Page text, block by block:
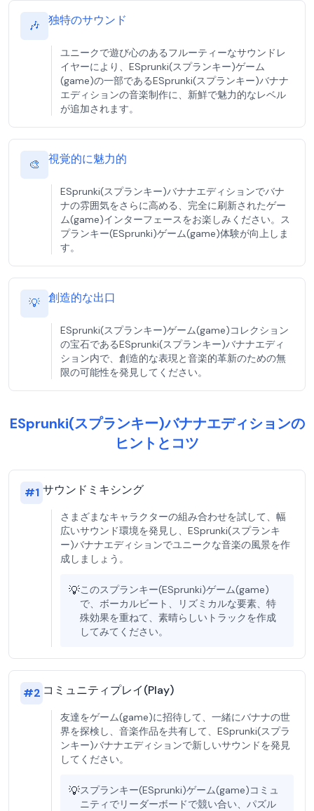
🎶 独特のサウンド
ユニークで遊び心のあるフルーティーなサウンドレ
イヤーにより、ESprunki(スプランキー)ゲーム
(game)の一部であるESprunki(スプランキー)バナナ
エディションの音楽制作に、新鮮で魅力的なレベル
が追加されます。
🎨 視覚的に魅力的
ESprunki(スプランキー)バナナエディションでバナ
ナの雰囲気をさらに高める、完全に刷新されたゲー
ム(game)インターフェースをお楽しみください。ス
プランキー(ESprunki)ゲーム(game)体験が向上しま
す。
💡 創造的な出口
ESprunki(スプランキー)ゲーム(game)コレクション
の宝石であるESprunki(スプランキー)バナナエディ
ション内で、創造的な表現と音楽的革新のための無
限の可能性を発見してください。
ESprunki(スプランキー)バナナエディションの
ヒントとコツ
#1 サウンドミキシング
さまざまなキャラクターの組み合わせを試して、幅
広いサウンド環境を発見し、ESprunki(スプランキ
ー)バナナエディションでユニークな音楽の風景を作
成しましょう。
💡このスプランキー(ESprunki)ゲーム(game)
で、ボーカルビート、リズミカルな要素、特
殊効果を重ねて、素晴らしいトラックを作成
してみてください。
#2 コミュニティプレイ(Play)
友達をゲーム(game)に招待して、一緒にバナナの世
界を探検し、音楽作品を共有して、ESprunki(スプラ
ンキー)バナナエディションで新しいサウンドを発見
してください。
💡スプランキー(ESprunki)ゲーム(game)コミュ
ニティでリーダーボードで競い合い、パズル